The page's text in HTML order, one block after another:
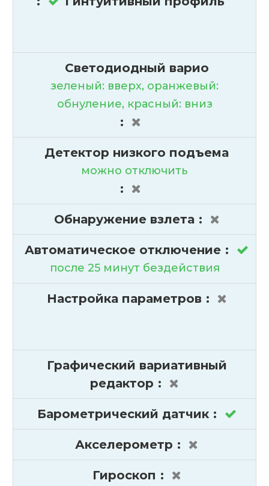
Светодиодный варио
зеленый: вверх, оранжевый:
обнуление, красный: вниз
:
Детектор низкого подъема
можно отключить
:
Обнаружение взлета :
Автоматическое отключение :
после 25 минут бездействия
Настройка параметров :
Графический вариативный
редактор :
Барометрический датчик :
Акселерометр :
Гироскоп :